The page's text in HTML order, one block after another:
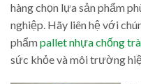
hàng chọn lựa sản phẩm
nghiệp. Hãy liên hệ với
phẩmpallet nhựa chống
sức khỏe và môi trường